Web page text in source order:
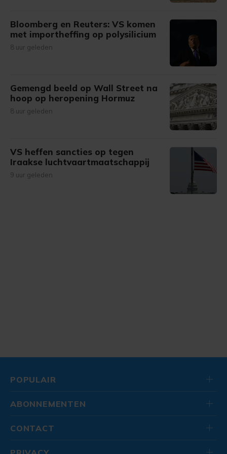
Bloomberg en Reuters: VS komen
met importheffing op polysilicium
8 uur geleden
Gemengd beeld op Wall Street na
hoop op heropening Hormuz
8 uur geleden
VS heffen sancties op tegen
Iraakse luchtvaartmaatschappij
9 uur geleden
POPULAIR
ABONNEMENTEN
CONTACT